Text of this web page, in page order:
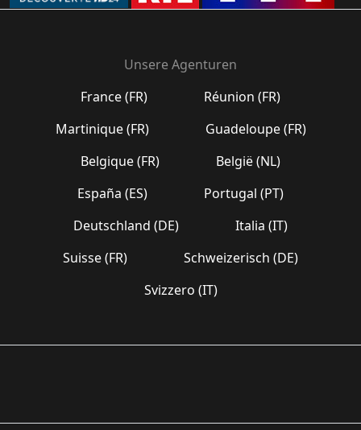
Unsere Agenturen
France (FR)
Réunion (FR)
Martinique (FR)
Guadeloupe (FR)
Belgique (FR)
België (NL)
España (ES)
Portugal (PT)
Deutschland (DE)
Italia (IT)
Suisse (FR)
Schweizerisch (DE)
Svizzero (IT)